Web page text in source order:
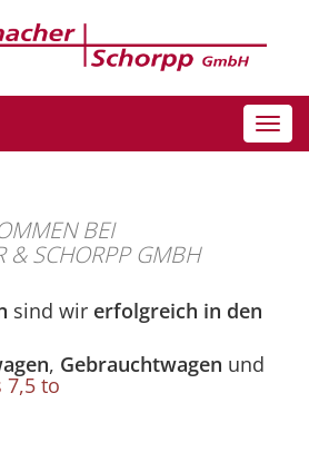
Toggle
BEI
& SCHORPP GMBH
sind wir erfolgreich in den
, Gebrauchtwagen und
7,5 to